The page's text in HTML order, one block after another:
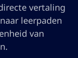
vertaling
leerpaden
van